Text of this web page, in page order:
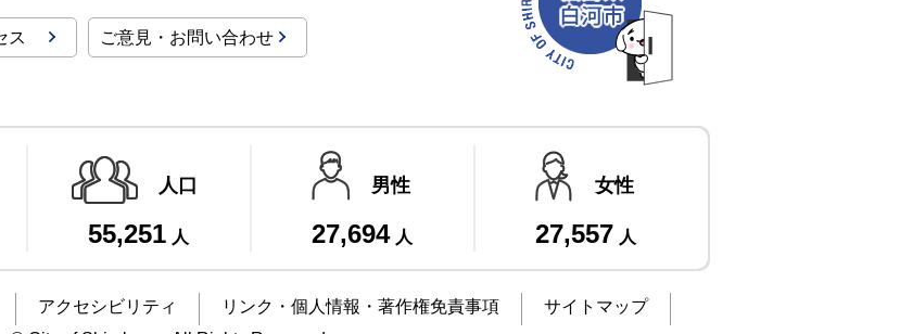
ス ご意見・お問い合わせ
人口
55,251 人
男性
27,694 人
女性
27,557 人
アクセシビリティ リンク・個人情報・著作権免責事項
サイトマップ